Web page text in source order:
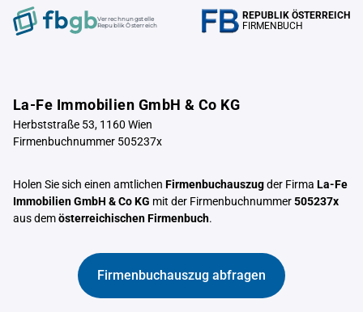
Verrechnungstelle
Republik Österreich
REPUBLIK ÖSTERREICH
FIRMENBUCH
La-Fe Immobilien GmbH & Co KG
Herbststraße 53, 1160 Wien
Firmenbuchnummer 505237x
Holen Sie sich einen amtlichen Firmenbuchauszugder Firma La-Fe
Immobilien GmbH & Co KG mit der Firmenbuchnummer505237x
aus demösterreichischen Firmenbuch.
Firmenbuchauszug abfragen